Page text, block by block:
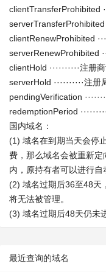
clientTransferProhibited
serverTransferProhibited
clientRenewProhibited
serverRenewProhibited
clientHold ··········注册
serverHold ··········注
pendingVerification
redemptionPeriod
国内域名：
(1) 域名在到期当天会停
费，那么域名会被重新
内，原持有者可以进行自
(2) 域名过期后36至48天
将无法被管理。
(3) 域名过期后48天仍未
最近查询的域名